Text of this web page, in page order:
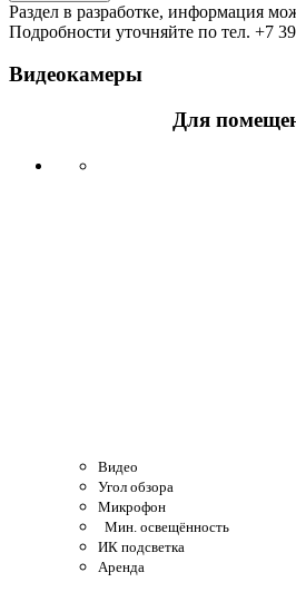
Раздел в разработке, информация
Подробности уточняйте по тел. +7
Видеокамеры
Для
Видео
Угол обзора
Микрофон
Мин. освещённость
ИК подсветка
Аренда